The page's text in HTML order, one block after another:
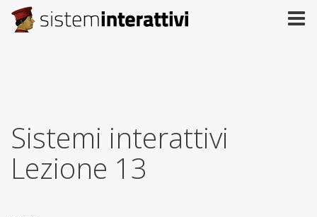
Sistemi interattivi
Lezione 13